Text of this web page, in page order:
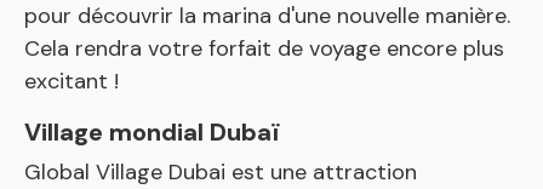
pour découvrir la marina d'une nouvelle manière.
Cela rendra votre forfait de voyage encore plus
excitant !
Village mondial Dubaï
Global Village Dubai est une attraction